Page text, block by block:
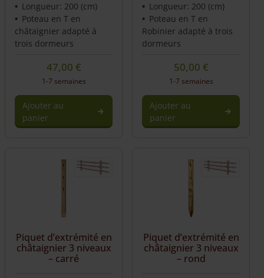
Longueur: 200 (cm)
Poteau en T en
châtaignier adapté à
trois dormeurs
47,00 €
1-7 semaines
Ajouter au
panier
Longueur: 200 (cm)
Poteau en T en
Robinier adapté à trois
dormeurs
50,00 €
1-7 semaines
Ajouter au
panier
Piquet d’extrémité en
châtaignier 3 niveaux
– carré
Piquet d’extrémité en
châtaignier 3 niveaux
– rond